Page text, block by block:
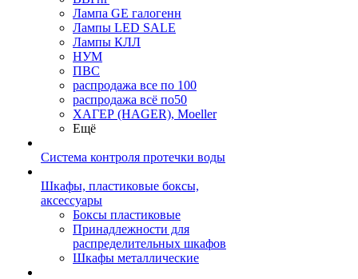
Лампа GE галогенн
Лампы LED SALE
Лампы КЛЛ
НУМ
ПВС
распродажа все по 100
распродажа всё по50
ХАГЕР (HAGER), Moeller
Ещё
Система контроля протечки воды
Шкафы, пластиковые боксы,
аксессуары
Боксы пластиковые
Принадлежности для
распределительных шкафов
Шкафы металлические